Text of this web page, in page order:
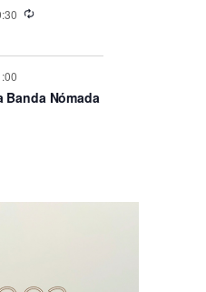
Banda Nómada